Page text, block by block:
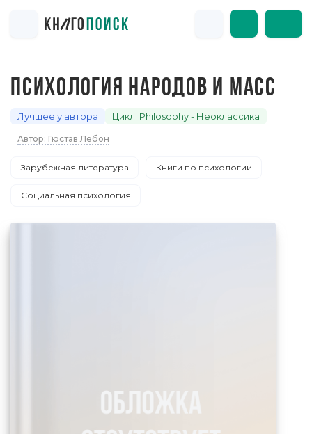
ПСИХОЛОГИЯ НАРОДОВ И МАСС
Лучшее у автора Цикл: Philosophy - Неоклассика
Автор: Гюстав Лебон
Зарубежная литература Книги по психологии
Социальная психология